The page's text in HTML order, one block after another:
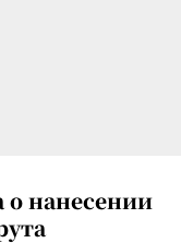
нанесении